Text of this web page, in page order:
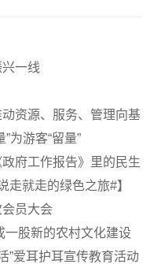
一线
资源、服务、管理向基
为游客“留量”
府工作报告》里的民生
走就走的绿色之旅#】
员大会
一股新的农村文化建设
”爱耳护耳宣传教育活动